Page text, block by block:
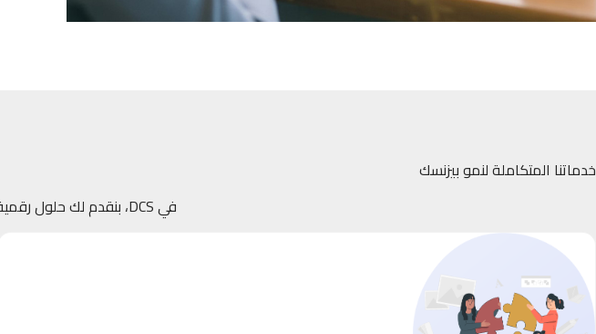
خدماتنا المتكاملة لنمو بيزنسك
في DCS، بنقدم لك حلول رقمية بتبدأ من الفكرة وتوصل بيك للقمة.